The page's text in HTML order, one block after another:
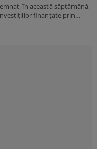
în această săptămână,
finanţate prin…